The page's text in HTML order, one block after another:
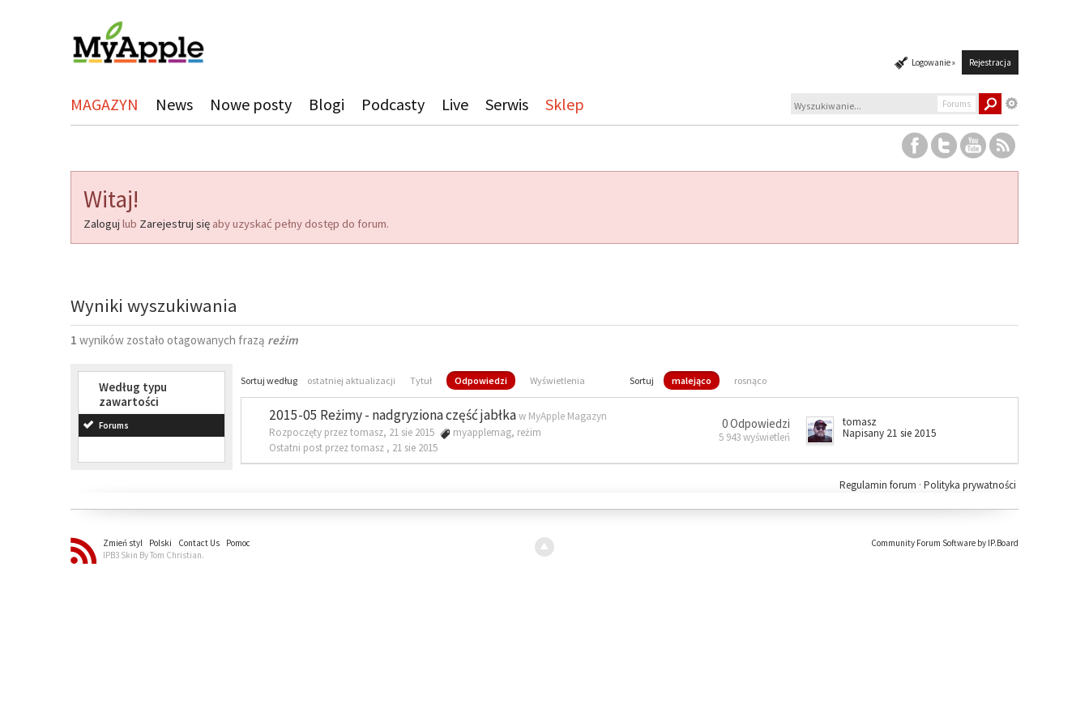
Logowanie » Rejestracja
MAGAZYN News Nowe posty Blogi Podcasty Live Serwis Sklep Forums
Witaj!
Zaloguj lub Zarejestruj się aby uzyskać pełny dostęp do forum.
Wyniki wyszukiwania
1 wyników zostało otagowanych frazą reżim
Według typu
zawartości
Forums
Sortuj według ostatniej aktualizacji Tytuł Odpowiedzi Wyświetlenia Sortuj malejąco rosnąco
2015-05 Reżimy - nadgryziona część jabłkaw MyApple Magazyn
Rozpoczęty przez tomasz, 21 sie 2015
myapplemag, reżim
Ostatni post przez tomasz , 21 sie 2015
0 Odpowiedzi
5 943 wyświetleń
tomasz
Napisany 21 sie 2015
Polityka prywatności
Regulamin forum ·
Zmień styl Polski Contact Us
Pomoc
IPB3 Skin By Tom Christian.
Community Forum Software by IP.Board